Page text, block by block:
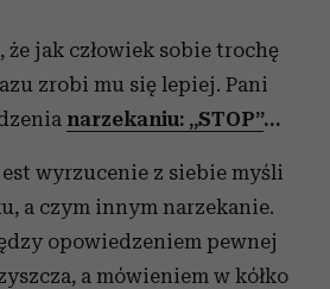
że jak człowiek sobie trochę
zrobi mu się lepiej. Pani
narzekaniu: „STOP”…
wyrzucenie z siebie myśli
a czym innym narzekanie.
opowiedzeniem pewnej
a mówieniem w kółko